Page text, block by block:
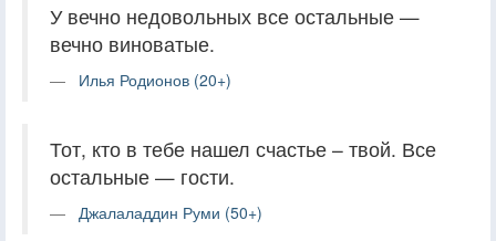
У вечно недовольных все остальные —
вечно виноватые.
Илья Родионов (20+)
Тот, кто в тебе нашел счастье – твой. Все
остальные — гости.
Джалаладдин Руми (50+)